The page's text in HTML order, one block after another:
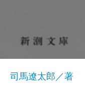
司馬遼太郎／著